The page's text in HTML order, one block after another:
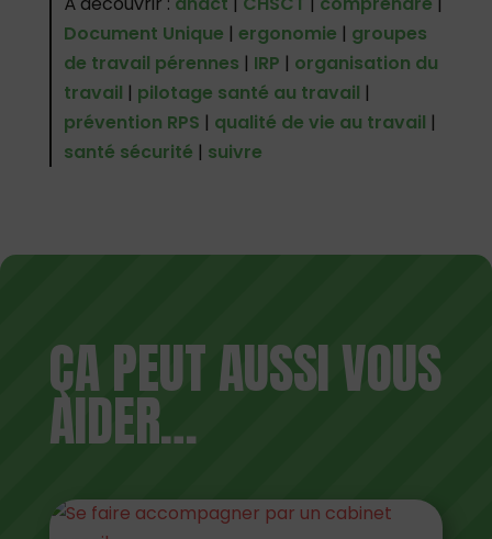
Document Unique | ergonomie | groupes
de travail pérennes | IRP | organisation du
travail | pilotage santé au travail |
prévention RPS | qualité de vie au travail |
santé sécurité | suivre
ÇA PEUT AUSSI VOUS
AIDER…